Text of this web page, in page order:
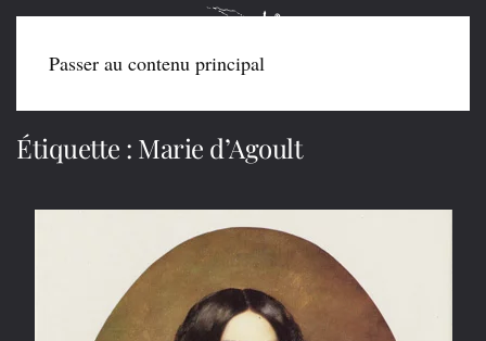
Passer au contenu principal
Étiquette : Marie d’Agoult